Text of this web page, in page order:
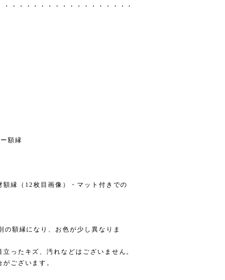
・・・・・・・・・・・・・・・・・
額縁
縁（12枚目画像）・マット付きでの
額縁になり、お色が少し異なりま
ったキズ、汚れなどはございません。
ございます。